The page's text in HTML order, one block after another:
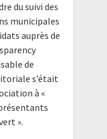
du suivi des
municipales
auprès de
de
s’était
à «
».